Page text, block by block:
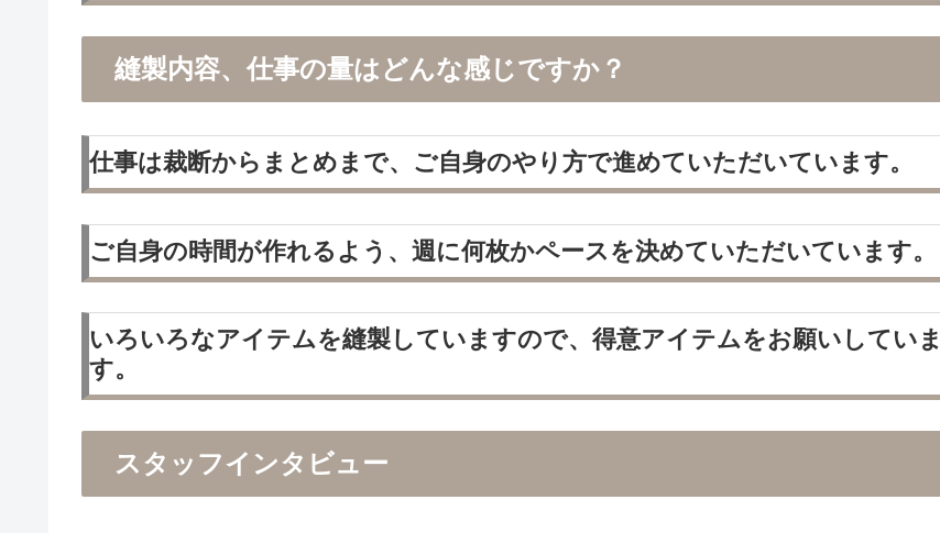
縫製内容、仕事の量はどんな感じですか？
仕事は裁断からまとめまで、ご自身のやり方で進めていただいています。
ご自身の時間が作れるよう、週に何枚かペースを決めていただいています。
いろいろなアイテムを縫製していますので、得意アイテムをお願いしていま
す。
スタッフインタビュー